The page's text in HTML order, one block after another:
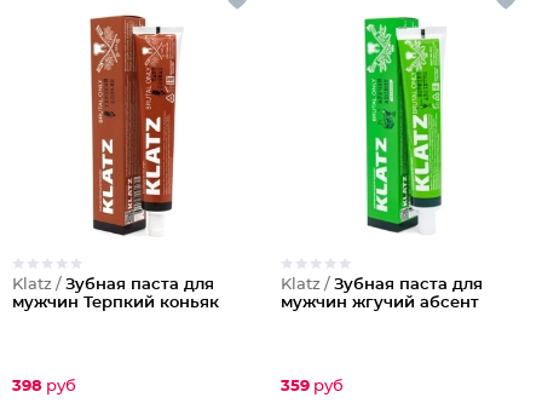
Klatz / Зубная паста для
мужчин Терпкий коньяк
398 руб
Klatz / Зубная паста для
мужчин жгучий абсент
359 руб